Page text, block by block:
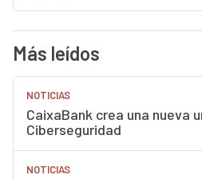
Más leídos
NOTICIAS
CaixaBank crea una nueva
Ciberseguridad
NOTICIAS